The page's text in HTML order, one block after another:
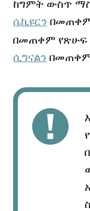
ከግምት ውስጥ
ሴኪዩርን
በመጠቀም የጽሁፍ
ሲግናልን በመጠቀም